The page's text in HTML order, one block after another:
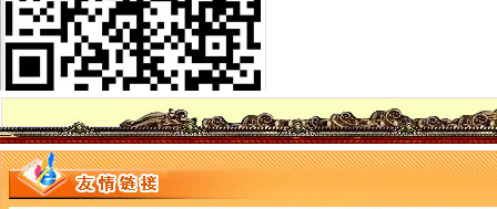
波局重庆公司注销长到永川局调研
2月份全市重庆公司注销动产押融资况分析
市重庆分公司注销局突出重点组织开展葡萄酒市场专项执法检查
市重庆税务注销局将开展流通环节食品安全百日专项执法行动
市重庆公司注销局12315综合指挥调度中心3月份第1周受理况
波局长、重庆税务注销郭翔副局长出席市局办公室支部专题民主生活会
2010年重庆市重庆税务注销流通领域洗衣机质量监测况
2010年重庆市重庆公司注销流通领域电冰柜质量监测况
市重庆税务注销局电子商务经营主体2011年2月份监测统计报告